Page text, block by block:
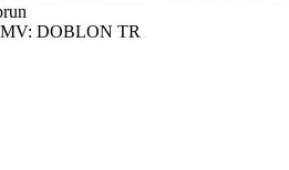
DOBLON TR